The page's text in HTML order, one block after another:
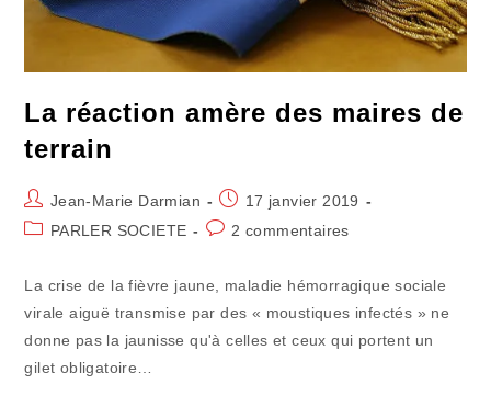
La réaction amère des maires de
terrain
Auteur/autrice
de
Jean-Marie Darmian
Publication
publiée :
17 janvier 2019
PostPARLER SOCIETE
Commentaires
publication :
2 commentaires
La crise de la fièvre jaune, maladie hémorragique sociale
virale aiguë transmise par des « moustiques infectés » ne
donne pas la jaunisse qu'à celles et ceux qui portent un
gilet obligatoire…